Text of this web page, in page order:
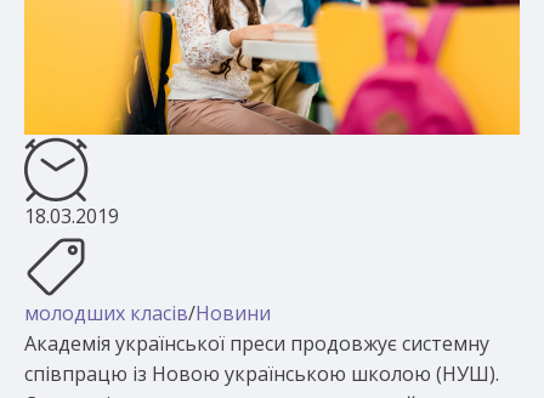
18.03.2019
молодших класів/Новини
Академія української преси продовжує системну
співпрацю із Новою українською школою (НУШ).